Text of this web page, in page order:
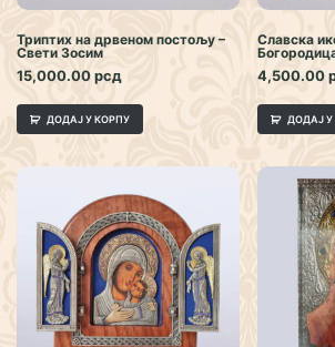
Триптих на дрвеном постољу –
Свети Зосим
15,000.00 рсд
ДОДАЈ У КОРПУ
Славска
4,500.00
ДОДАЈ